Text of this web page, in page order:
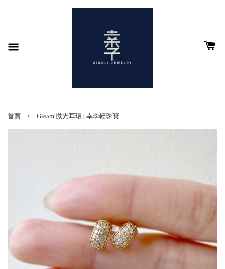
首頁 › Gleam 微光耳環 | 幸李輕珠寶